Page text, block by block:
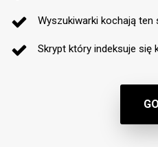
Wyszukiwarki kochają ten
Skrypt który indeksuje się